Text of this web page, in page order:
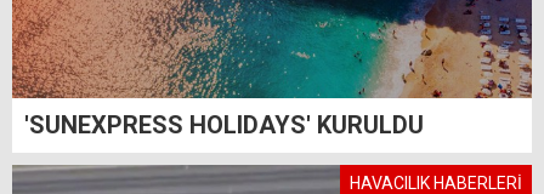
'SUNEXPRESS HOLIDAYS' KURULDU
HAVACILIK HABERLERİ